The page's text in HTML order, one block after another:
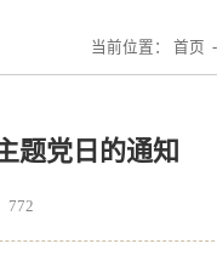
当前位置： 首页 -
题党日的通知
772